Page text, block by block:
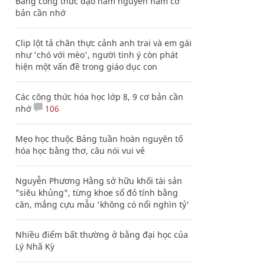
bản cần nhớ
Clip lột tả chân thực cảnh anh trai và em gái
như 'chó với mèo', người tinh ý còn phát
hiện một vấn đề trong giáo dục con
Các công thức hóa học lớp 8, 9 cơ bản cần
nhớ
106
Mẹo học thuộc Bảng tuần hoàn nguyên tố
hóa học bằng thơ, câu nói vui vẻ
Nguyễn Phương Hằng sở hữu khối tài sản
"siêu khủng", từng khoe sổ đỏ tính bằng
cân, mắng cựu mẫu 'không có nổi nghìn tỷ'
Nhiều điểm bất thường ở bằng đại học của
Lý Nhã Kỳ